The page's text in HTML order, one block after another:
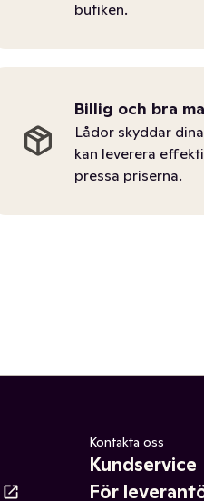
butiken.
Billig och bra
Lådor skyddar
kan leverera
pressa priserna.
Kontakta oss
Kundservice
För